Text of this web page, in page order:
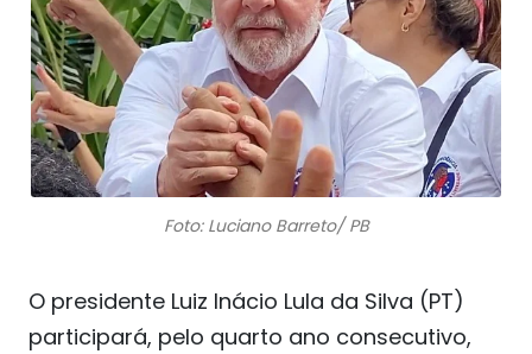
Foto: Luciano Barreto/ PB
O presidente Luiz Inácio Lula da Silva (PT)
participará, pelo quarto ano consecutivo,